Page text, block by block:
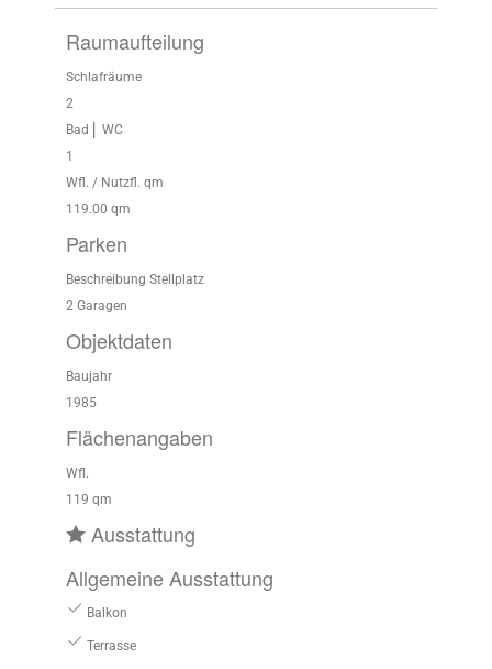
Raumaufteilung
Schlafräume
2
Bad ⎜ WC
1
Wfl. / Nutzfl. qm
119.00 qm
Parken
Beschreibung Stellplatz
2 Garagen
Objektdaten
Baujahr
1985
Flächenangaben
Wfl.
119 qm
Ausstattung
Allgemeine Ausstattung
Balkon
Terrasse